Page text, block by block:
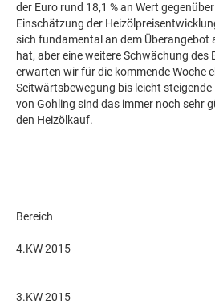
der Euro rund 18,1 % an Wert
Einschätzung der
sich fundamental an dem Überangebot
hat, aber eine weitere Schwächung des
erwarten wir für die kommende Woche
Seitwärtsbewegung bis leicht steigende
von Gohling sind das immer noch sehr
den Heizölkauf.
Bereich
4.KW 2015
3.KW 2015